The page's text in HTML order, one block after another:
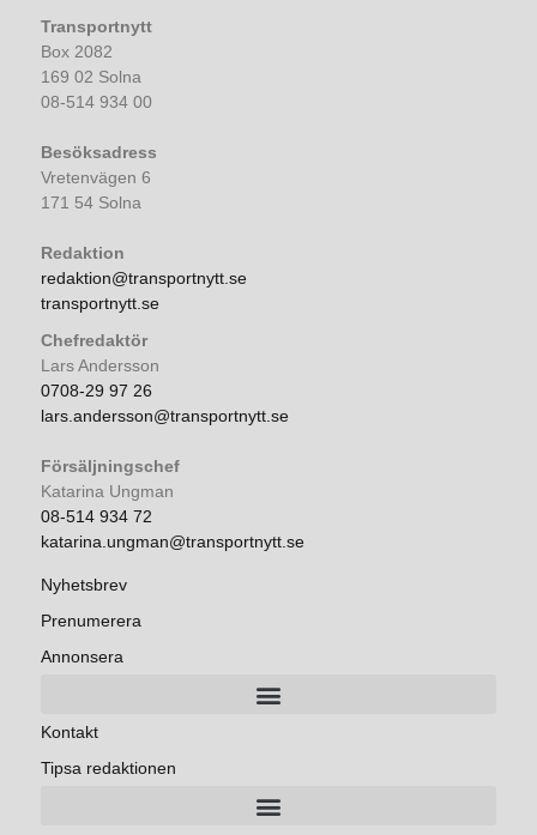
Transportnytt
Box 2082
169 02 Solna
08-514 934 00
Besöksadress
Vretenvägen 6
171 54 Solna
Redaktion
redaktion@transportnytt.se
transportnytt.se
Chefredaktör
Lars Andersson
0708-29 97 26
lars.andersson@transportnytt.se
Försäljningschef
Katarina Ungman
08-514 934 72
katarina.ungman@transportnytt.se
Nyhetsbrev
Prenumerera
Annonsera
Kontakt
Tipsa redaktionen